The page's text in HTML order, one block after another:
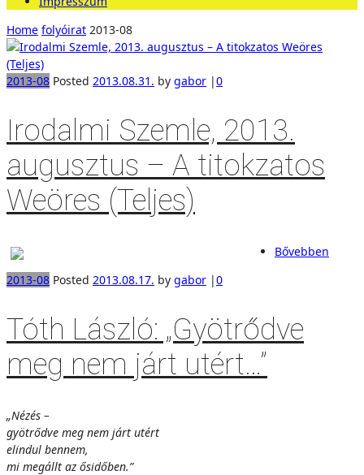
Home folyóirat 2013-08
2013-08 Posted 2013.08.31. by gabor |0
Irodalmi Szemle, 2013.
augusztus – A titokzatos
Weöres (Teljes)
Bővebben
2013-08 Posted 2013.08.17. by gabor |0
Tóth László: „Gyötrődve
meg nem járt utért…”
„Nézés –
gyötrődve meg nem járt utért
elindul bennem,
mi megállt az ősidőben.”